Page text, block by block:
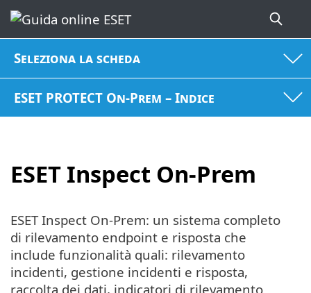
Seleziona la scheda
ESET PROTECT On-Prem – Indice
ESET Inspect On-Prem
ESET Inspect On-Prem: un sistema completo
di rilevamento endpoint e risposta che
include funzionalità quali: rilevamento
incidenti, gestione incidenti e risposta,
raccolta dei dati, indicatori di rilevamento